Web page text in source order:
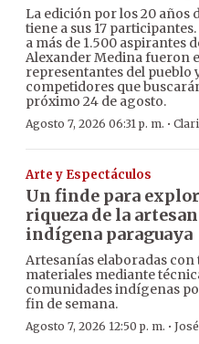
La edición por los 20 años
tiene a sus 17
a más de 1.500 aspirantes
Alexander Medina fueron
representantes del pueblo
competidores que
próximo 24 de agosto.
Agosto 7, 2026 06:31 p. m. ·
Arte y Espectáculos
Un finde para
riqueza de la
indígena paraguaya
Artesanías elaboradas
materiales mediante
comunidades indígenas
fin de semana.
Agosto 7, 2026 12:50 p. m. ·